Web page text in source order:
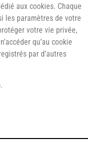
aux cookies. Chaque
les paramètres de votre
votre vie privée,
qu’au cookie
par d’autres